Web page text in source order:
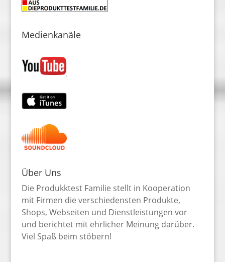
Medienkanäle
Über Uns
Die Produkktest Familie stellt in Kooperation
mit Firmen die verschiedensten Produkte,
Shops, Webseiten und Dienstleistungen vor
und berichtet mit ehrlicher Meinung darüber.
Viel Spaß beim stöbern!